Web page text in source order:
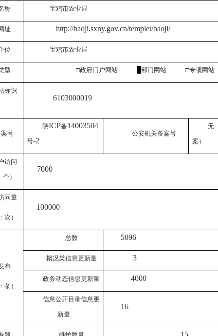
称 宝鸡市农业局
址 http://baoji.sxny.gov.cn/templet/baoji/
位 宝鸡市农业局
型 □政府门户网站 □部门网站 □专项网站
标识
6103000019
号
陕ICP备14003504
号-2
公安机关备案号
无
案）
访问
）
7000
问量
次）
100000
布
条）
总数 5096
概况类信息更新量 3
政务动态信息更新量 4000
信息公开目录信息更
新量
16
15